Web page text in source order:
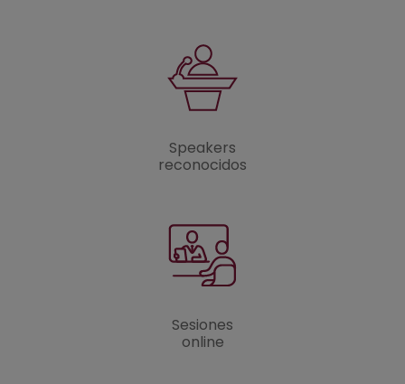
Speakers
reconocidos
Sesiones
online